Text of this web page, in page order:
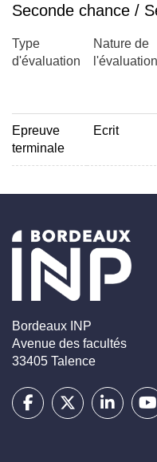
Seconde chance /
Type
d'évaluation
Nature de
l'évaluation
Epreuve
terminale
Ecrit
Bordeaux INP
Avenue des facultés
33405 Talence